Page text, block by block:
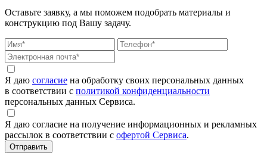
Оставьте заявку, а мы поможем подобрать материалы и
конструкцию под Вашу задачу.
Я даю согласие на обработку своих персональных данных
в соответствии с политикой конфиденциальности
персональных данных Сервиса.
Я даю согласие на получение информационных и рекламных
рассылок в соответствии с офертой Сервиса.